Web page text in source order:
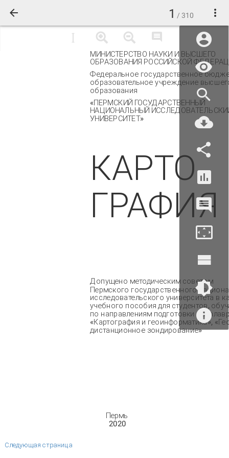
1 / 310
МИНИСТЕРСТВО НАУКИ И ВЫСШЕГО
ОБРАЗОВАНИЯ РОССИЙСКОЙ
Федеральное государственное
образовательное учреждение
образования
«ПЕРМСКИЙ ГОСУДАРСТВЕННЫЙ
НАЦИОНАЛЬНЫЙ
УНИВЕРСИТЕТ»
Пермь
2020
Допущено методическим советом
Пермского государственного
исследовательского университета в
учебного пособия для студентов,
по направлениям подготовки
«Картография и геоинформатика»,
дистанционное зондирование»
КАРТО
ГРАФИЯ
Следующая страница